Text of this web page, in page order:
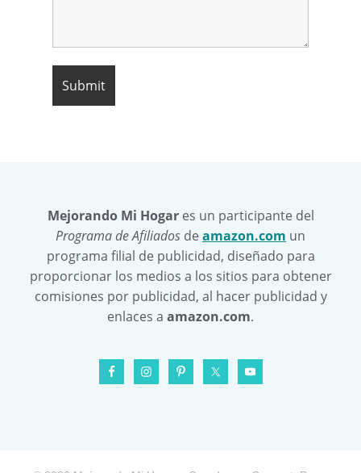
Mejorando Mi Hogares un participante del
Programa de Afiliados de amazon.com un
programa filial de publicidad, diseñado para
proporcionar los medios a los sitios para obtener
comisiones por publicidad, al hacer publicidad y
enlaces a amazon.com.